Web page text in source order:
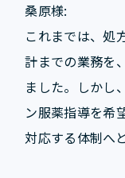
桑原様:
これまでは、処
計までの業務を
ました。しかし
ン服薬指導を希
対応する体制へ